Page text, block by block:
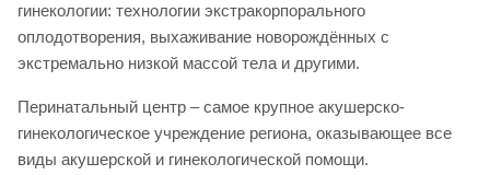
гинекологии: технологии экстракорпорального
оплодотворения, выхаживание новорождённых с
экстремально низкой массой тела и другими.
Перинатальный центр – самое крупное акушерско-
гинекологическое учреждение региона, оказывающее все
виды акушерской и гинекологической помощи.